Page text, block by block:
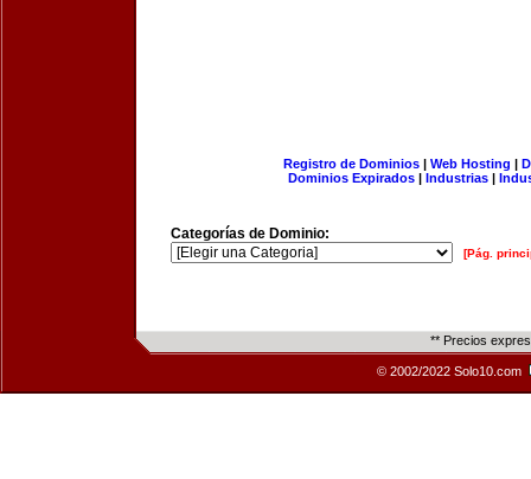
Registro de Dominios| Web Hosting |
Dominios Expirados | Industrias |
Categorías de Dominio:
[Pág.
** Precios
© 2002/2022 Solo10.com